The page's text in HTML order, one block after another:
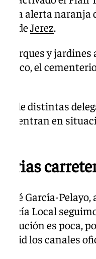
a la alerta
deJerez.
parques y
el
de distintas
en
varias
José García-
Policía Local
es poca,
los canales